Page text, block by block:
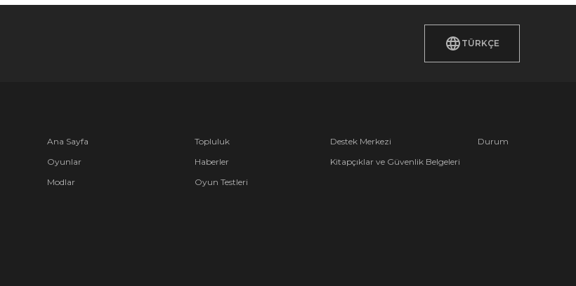
TÜRKÇE
Ana Sayfa
Oyunlar
Modlar
Topluluk
Haberler
Oyun Testleri
Destek Merkezi
Kitapçıklar ve Güvenlik Belgeleri
Durum